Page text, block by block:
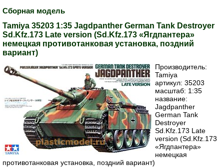
Сборная модель
Tamiya 35203 1:35 Jagdpanther German Tank Destroyer
Sd.Kfz.173 Late version (Sd.Kfz.173 «Ягдпантера»
немецкая противотанковая установка, поздний
вариант)
Производитель:
Tamiya
артикул: 35203
масштаб: 1:35
название:
Jagdpanther
German Tank
Destroyer
Sd.Kfz.173 Late
version (Sd.Kfz.173
«Ягдпантера»
немецкая
противотанковая установка, поздний вариант)